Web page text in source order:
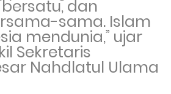
dan
sama. Islam
mendunia,” ujar
Sekretaris
Nahdlatul Ulama